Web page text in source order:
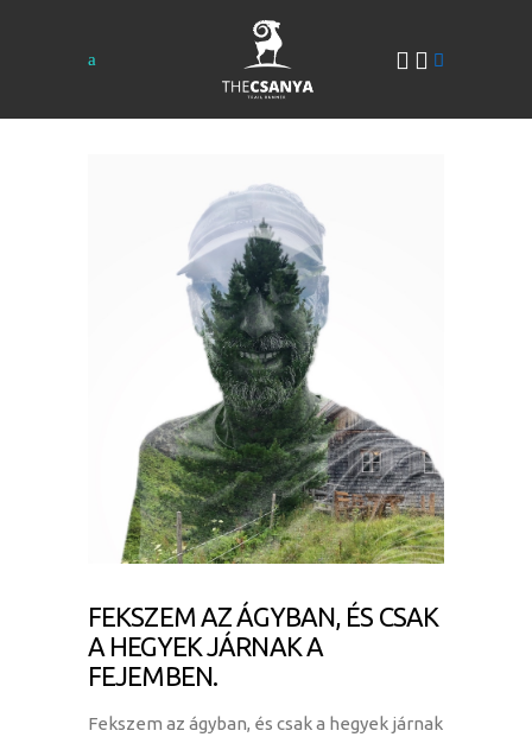
FEKSZEM AZ ÁGYBAN, ÉS CSAK
A HEGYEK JÁRNAK A
FEJEMBEN.
Fekszem az ágyban, és csak a hegyek járnak